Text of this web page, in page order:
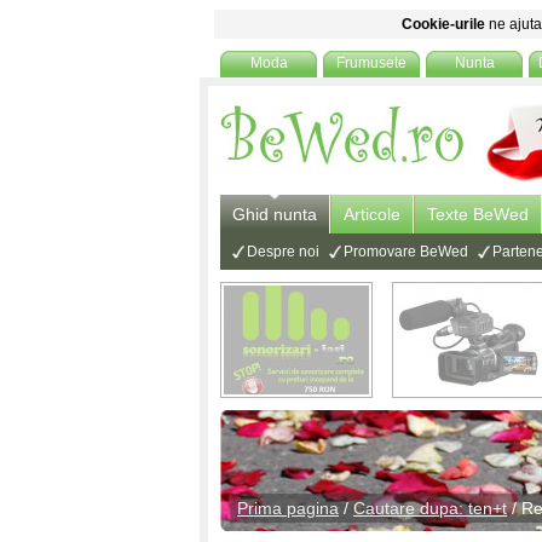
Cookie-urile ne
Moda Frumusete Nunta
Ghid nunta Articole Texte BeWed
Despre noi Promovare BeWed
Prima pagina/ Cautare dupa: ten+t/